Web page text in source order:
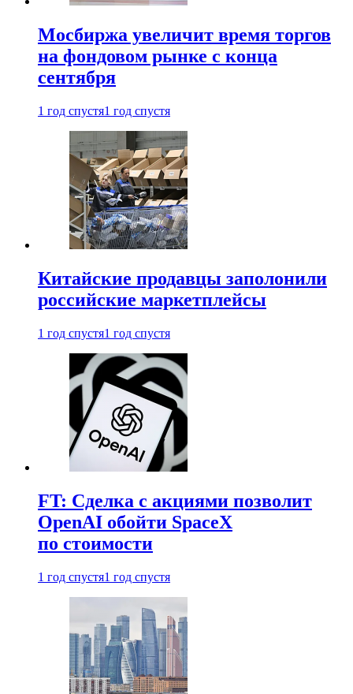
Мосбиржа увеличит время торгов
на фондовом рынке с конца
сентября
1 год спустя1 год спустя
Китайские продавцы заполонили
российские маркетплейсы
1 год спустя1 год спустя
FT: Сделка с акциями позволит
OpenAI обойти SpaceX
по стоимости
1 год спустя1 год спустя